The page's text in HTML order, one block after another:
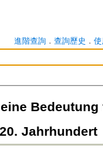
進階查詢． 查詢歷史 ． 使
Bedeutung
Jahrhundert